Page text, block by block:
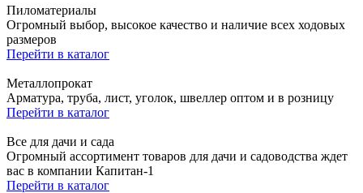
Пиломатериалы
Огромный выбор, высокое качество и наличие всех ходовых
размеров
Перейти в каталог
Металлопрокат
Арматура, труба, лист, уголок, швеллер оптом и в розницу
Перейти в каталог
Все для дачи и сада
Огромный ассортимент товаров для дачи и садоводства ждет
вас в компании Капитан-1
Перейти в каталог